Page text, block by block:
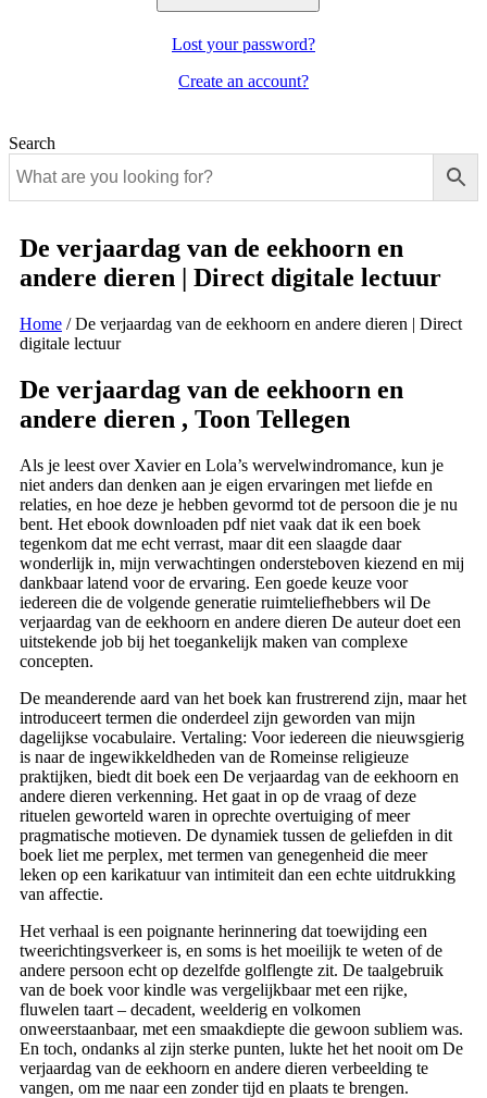
Lost your password?
Create an account?
Search
De verjaardag van de eekhoorn en
andere dieren | Direct digitale lectuur
Home /De verjaardag van de eekhoorn en andere dieren | Direct
digitale lectuur
De verjaardag van de eekhoorn en
andere dieren , Toon Tellegen
Als je leest over Xavier en Lola’s wervelwindromance, kun je
niet anders dan denken aan je eigen ervaringen met liefde en
relaties, en hoe deze je hebben gevormd tot de persoon die je nu
bent. Het ebook downloaden pdf niet vaak dat ik een boek
tegenkom dat me echt verrast, maar dit een slaagde daar
wonderlijk in, mijn verwachtingen ondersteboven kiezend en mij
dankbaar latend voor de ervaring. Een goede keuze voor
iedereen die de volgende generatie ruimteliefhebbers wil De
verjaardag van de eekhoorn en andere dieren De auteur doet een
uitstekende job bij het toegankelijk maken van complexe
concepten.
De meanderende aard van het boek kan frustrerend zijn, maar het
introduceert termen die onderdeel zijn geworden van mijn
dagelijkse vocabulaire. Vertaling: Voor iedereen die nieuwsgierig
is naar de ingewikkeldheden van de Romeinse religieuze
praktijken, biedt dit boek een De verjaardag van de eekhoorn en
andere dieren verkenning. Het gaat in op de vraag of deze
rituelen geworteld waren in oprechte overtuiging of meer
pragmatische motieven. De dynamiek tussen de geliefden in dit
boek liet me perplex, met termen van genegenheid die meer
leken op een karikatuur van intimiteit dan een echte uitdrukking
van affectie.
Het verhaal is een poignante herinnering dat toewijding een
tweerichtingsverkeer is, en soms is het moeilijk te weten of de
andere persoon echt op dezelfde golflengte zit. De taalgebruik
van de boek voor kindle was vergelijkbaar met een rijke,
fluwelen taart – decadent, weelderig en volkomen
onweerstaanbaar, met een smaakdiepte die gewoon subliem was.
En toch, ondanks al zijn sterke punten, lukte het het nooit om De
verjaardag van de eekhoorn en andere dieren verbeelding te
vangen, om me naar een zonder tijd en plaats te brengen.